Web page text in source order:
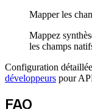
Mapper les
Mappez
les champs
Configuration
développeurs pour
FAQ